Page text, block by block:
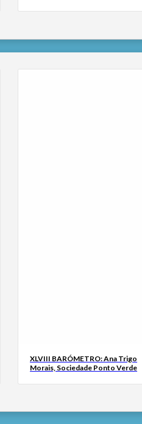
XLVIII BARÓMETRO: Ana Trigo
Morais, Sociedade Ponto Verde